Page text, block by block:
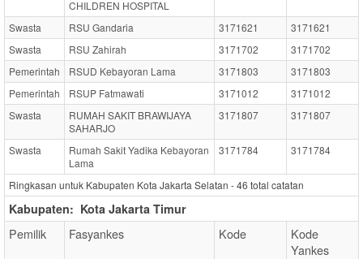
CHILDREN HOSPITAL
Swasta
RSU Gandaria 3171621
3171621
Swasta
RSU Zahirah 3171702
3171702
Pemerintah
RSUD Kebayoran Lama 3171803
3171803
Pemerintah
RSUP Fatmawati 3171012
3171012
Swasta
RUMAH SAKIT BRAWIJAYA
SAHARJO
3171807 3171807
Swasta
Rumah Sakit Yadika Kebayoran
Lama
3171784 3171784
Ringkasan untuk Kabupaten Kota Jakarta Selatan -46 total catatan
Kabupaten: Kota Jakarta Timur
Pemilik Fasyankes Kode
Kode
Yankes